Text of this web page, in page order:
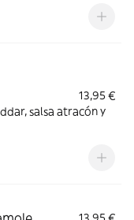
13,95 €
salsa atracón y